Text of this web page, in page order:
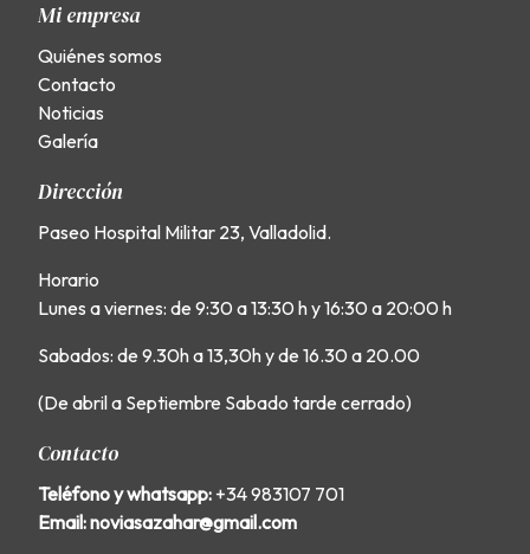
Mi empresa
Quiénes somos
Contacto
Noticias
Galería
Dirección
Paseo Hospital Militar 23, Valladolid.
Horario
Lunes a viernes: de 9:30 a 13:30 h y 16:30 a 20:00 h
Sabados: de 9.30h a 13,30h y de 16.30 a 20.00
(De abril a Septiembre Sabado tarde cerrado)
Contacto
Teléfono y whatsapp: +34 983107 701
Email: noviasazahar@gmail.com